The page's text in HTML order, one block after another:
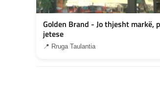
Golden Brand - Jo thjesht markë,
jetese
📍 Rruga Taulantia